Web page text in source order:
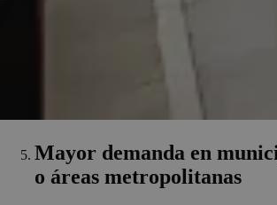
Mayor demanda en
o áreas metropolitanas